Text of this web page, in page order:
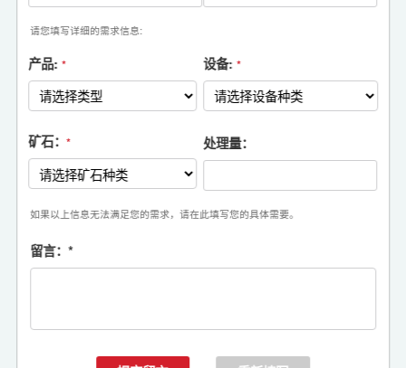
请您填写详细的需求信息:
产品: * 设备: *
矿石： * 处理量：
如果以上信息无法满足您的需求，请在此填写您的具体需要。
留言：*